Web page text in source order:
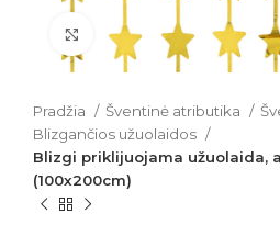
Click to enlarge
Pradžia Šventinė atributika
Blizgančios užuolaidos
Blizgi priklijuojama užuolaida,
(100x200cm)